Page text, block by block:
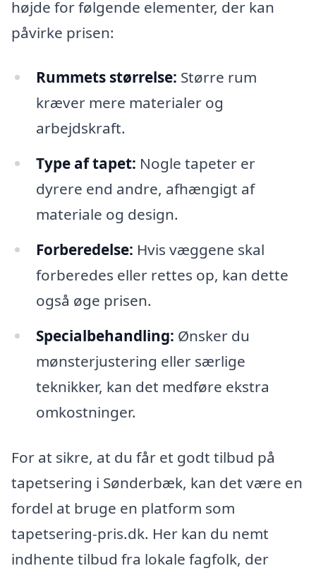
højde for følgende elementer, der kan
påvirke prisen:
Rummets størrelse: Større rum
kræver mere materialer og
arbejdskraft.
Type af tapet: Nogle tapeter er
dyrere end andre, afhængigt af
materiale og design.
Forberedelse: Hvis væggene skal
forberedes eller rettes op, kan dette
også øge prisen.
Specialbehandling: Ønsker du
mønsterjustering eller særlige
teknikker, kan det medføre ekstra
omkostninger.
For at sikre, at du får et godt tilbud på
tapetsering i Sønderbæk, kan det være en
fordel at bruge en platform som
tapetsering-pris.dk. Her kan du nemt
indhente tilbud fra lokale fagfolk, der